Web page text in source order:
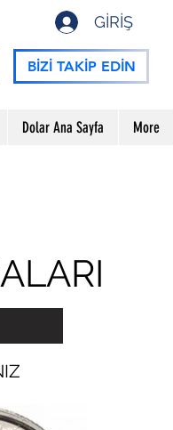
GİRİŞ
BİZİ TAKİP EDİN
Dolar Ana Sayfa More